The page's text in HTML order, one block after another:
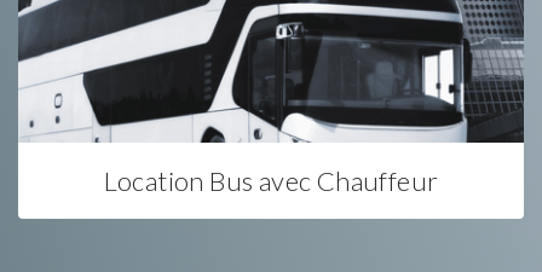
Location Bus avec Chauffeur